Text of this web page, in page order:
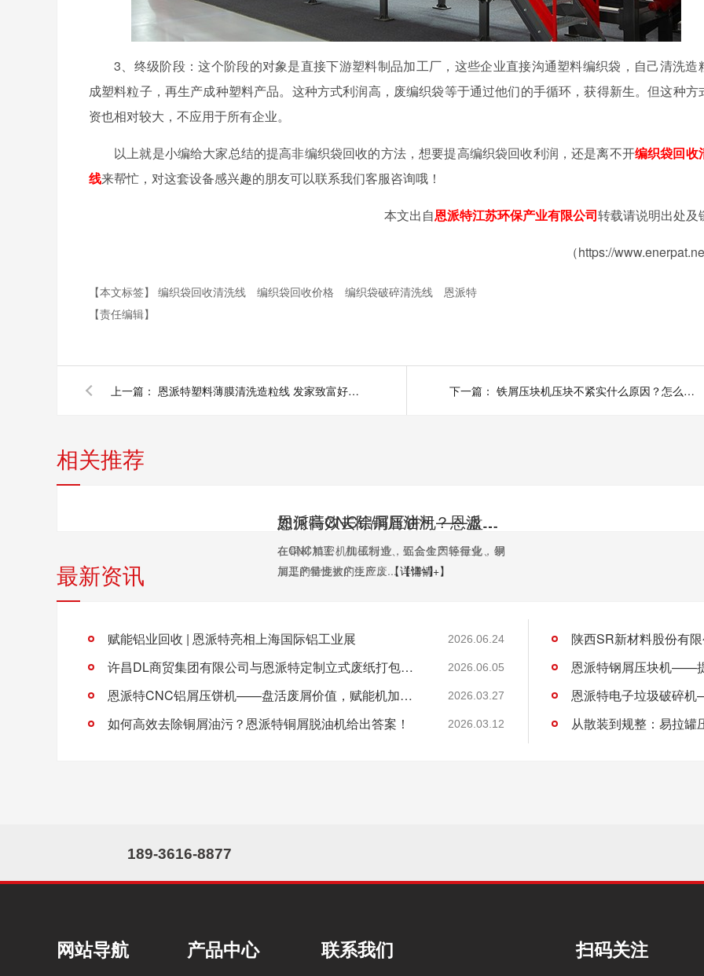
3、终级阶段：这个阶段的对象是直接下游塑料制品加工厂，这些企业直接沟通塑料编织袋，自己清洗造
成塑料粒子，再生产成种塑料产品。这种方式利润高，废编织袋等于通过他们的手循环，获得新生。但这种方
资也相对较大，不应用于所有企业。
以上就是小编给大家总结的提高非编织袋回收的方法，想要提高编织袋回收利润，还是离不开编织袋回收
线来帮忙，对这套设备感兴趣的朋友可以联系我们客服咨询哦！
本文出自恩派特江苏环保产业有限公司转载请说明出处及
（https://
【本文标签】 编织袋回收清洗线 编织袋回收价格 编织袋破碎清洗线
恩派特
【责任编辑】
上一篇： 恩派特塑料薄膜清洗造粒线 发家致富好门道！ 下一篇： 铁屑压块机压块不紧实什么原因？怎么避坑？
相关推荐
恩派特CNC铝屑压饼机——盘活废屑价值，赋能机加工绿色回收！
在CNC精密机加工行业，铝合金因轻量化、易
加工的特性被广泛应...【详情+】
如何高效去除铜屑油污？恩派特铜屑脱油机给出答案！
在铜材加工、机械制造、五金生产等行业，铜
屑是产量庞大的生产废...【详情+】
最新资讯
赋能铝业回收 | 恩派特亮相上海国际铝工业展 2026.06.24
许昌DL商贸集团有限公司与恩派特定制立式废纸打包机案例 2026.06.05
恩派特CNC铝屑压饼机——盘活废屑价值，赋能机加工绿色回收！ 2026.03.27
如何高效去除铜屑油污？恩派特铜屑脱油机给出答案！ 2026.03.12 从散装到规整：易拉罐
189-3616-8877
网站导航 产品中心 联系我们 扫码关注